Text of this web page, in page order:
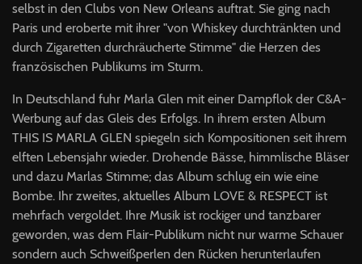
selbst in den Clubs von New Orleans auftrat. Sie ging nach
Paris und eroberte mit ihrer "von Whiskey durchtränkten und
durch Zigaretten durchräucherte Stimme" die Herzen des
französischen Publikums im Sturm.
In Deutschland fuhr Marla Glen mit einer Dampflok der C&A-
Werbung auf das Gleis des Erfolgs. In ihrem ersten Album
THIS IS MARLA GLEN spiegeln sich Kompositionen seit ihrem
elften Lebensjahr wieder. Drohende Bässe, himmlische Bläser
und dazu Marlas Stimme; das Album schlug ein wie eine
Bombe. Ihr zweites, aktuelles Album LOVE & RESPECT ist
mehrfach vergoldet. Ihre Musik ist rockiger und tanzbarer
geworden, was dem Flair-Publikum nicht nur warme Schauer
sondern auch Schweißperlen den Rücken herunterlaufen